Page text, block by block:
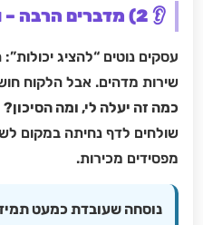
👂 2) מדברים הרבה – ולא באמת מקשיבים
עסקים נוטים “להציג
שירות מדהים. אבל הלקוח
כמה זה יעלה לי, ומה הסיכון?
שולחים לדף נחיתה במקום
מפסידים מכירות.
נוסחה שעובדת כמעט